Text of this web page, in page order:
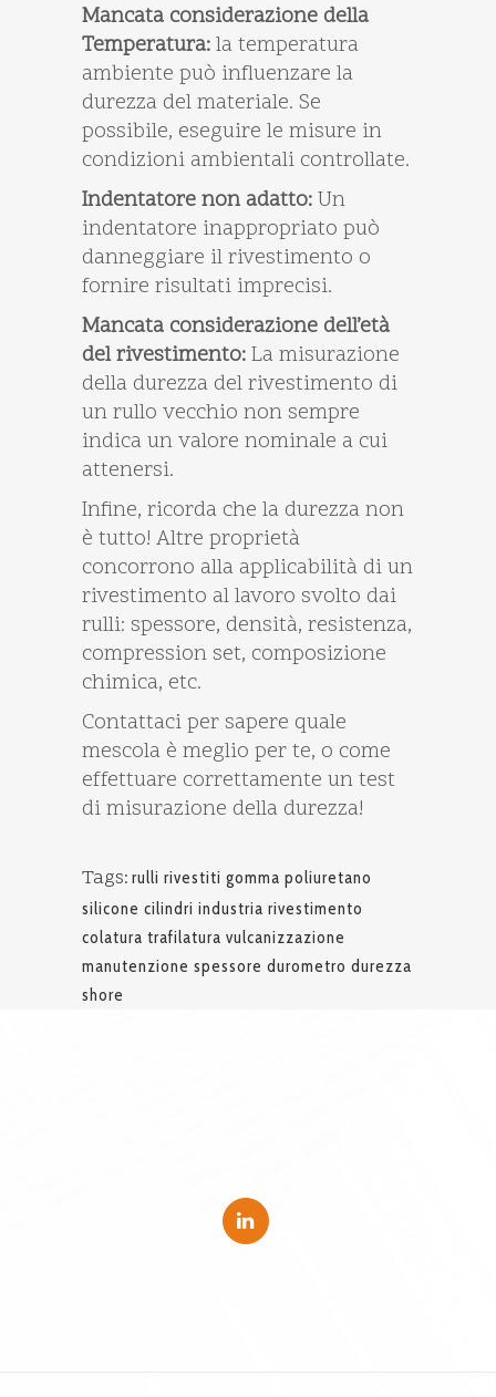
Mancata considerazione della
Temperatura:la temperatura
ambiente può influenzare la
durezza del materiale. Se
possibile, eseguire le misure in
condizioni ambientali controllate.
Indentatore non adatto:Un
indentatore inappropriato può
danneggiare il rivestimento o
fornire risultati imprecisi.
Mancata considerazione dell’età
del rivestimento:La misurazione
della durezza del rivestimento di
un rullo vecchio non sempre
indica un valore nominale a cui
attenersi.
Infine, ricorda che la durezza non
è tutto! Altre proprietà
concorrono alla applicabilità di un
rivestimento al lavoro svolto dai
rulli: spessore, densità, resistenza,
compression set, composizione
chimica, etc.
Contattaci per sapere quale
mescola è meglio per te, o come
effettuare correttamente un test
di misurazione della durezza!
Tags: rulli rivestiti gomma poliuretano
silicone cilindri industria rivestimento
colatura trafilatura vulcanizzazione
manutenzione spessore durometro durezza
shore